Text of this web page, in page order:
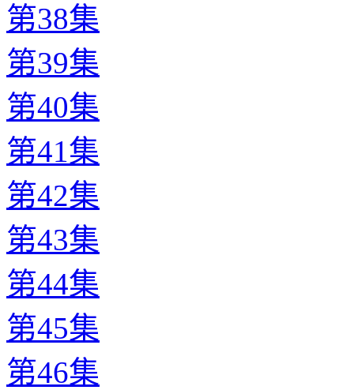
第38集
第39集
第40集
第41集
第42集
第43集
第44集
第45集
第46集